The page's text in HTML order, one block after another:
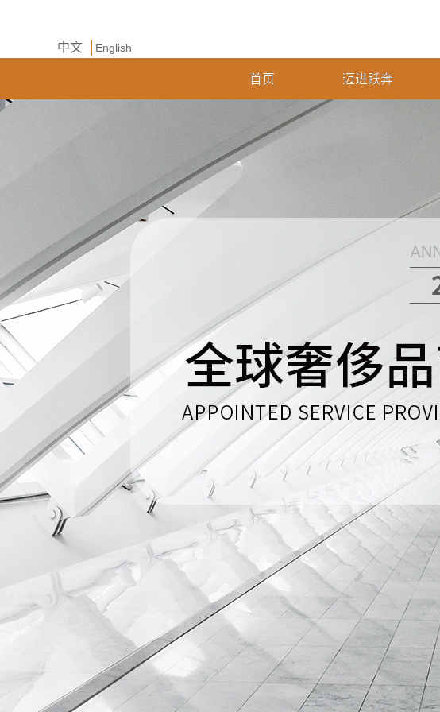
中文 English
首页 迈进跃奔